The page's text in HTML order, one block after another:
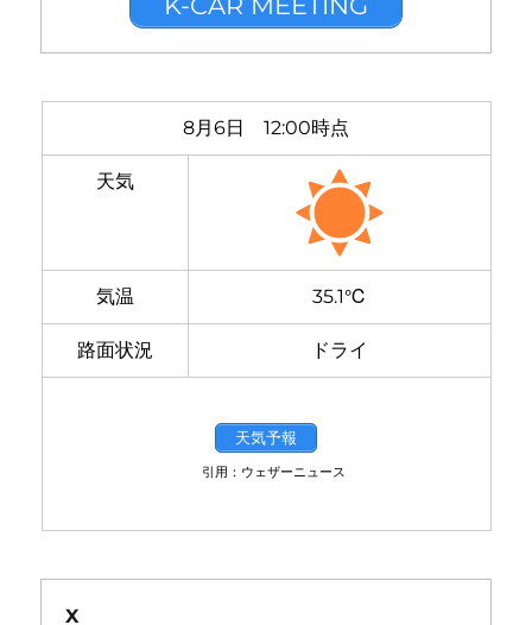
8月6日 12:00時点
天気
気温 35.1℃
路面状況 ドライ
天気予報
引用：ウェザーニュース
X